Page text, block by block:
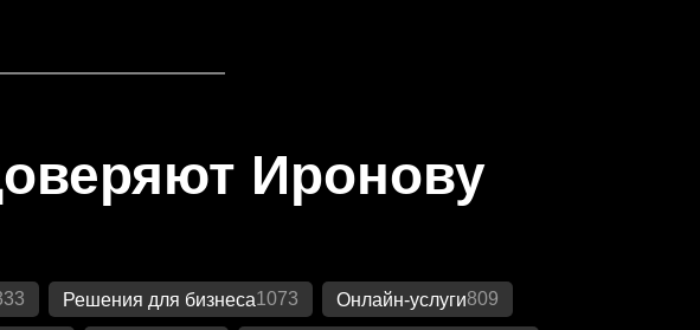
Иронову
Решения для бизнеса1073 Онлайн-услуги809